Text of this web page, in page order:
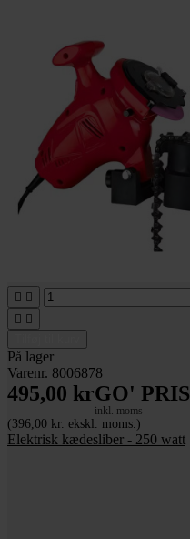
 
 
På lager
Varenr. 8006878
495,00 krGO' PRIS
inkl. moms
(396,00 kr. ekskl. moms.)
Elektrisk kædesliber - 250 watt